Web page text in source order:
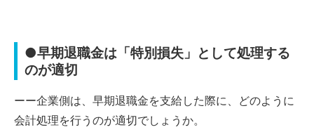
●早期退職金は「特別損失」として処理する
のが適切
ーー企業側は、早期退職金を支給した際に、どのように
会計処理を行うのが適切でしょうか。